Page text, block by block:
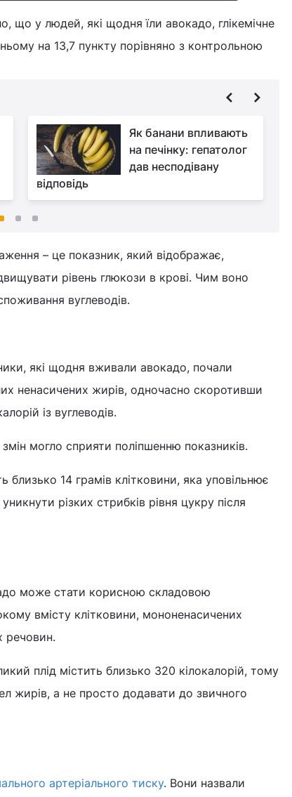
що у людей, які щодня їли авокадо, глікемічне
на 13,7 пункту порівняно з контрольною
Як банани впливають
на печінку: гепатолог
дав несподівану
відповідь
– це показник, який відображає,
рівень глюкози в крові. Чим воно
вуглеводів.
які щодня вживали авокадо, почали
ненасичених жирів, одночасно скоротивши
із вуглеводів.
могло сприяти поліпшенню показників.
близько 14 грамів клітковини, яка уповільнює
різких стрибків рівня цукру після
може стати корисною складовою
вмісту клітковини, мононенасичених
речовин.
плід містить близько 320 кілокалорій, тому
жирів, а не просто додавати до звичного
артеріального тиску. Вони назвали